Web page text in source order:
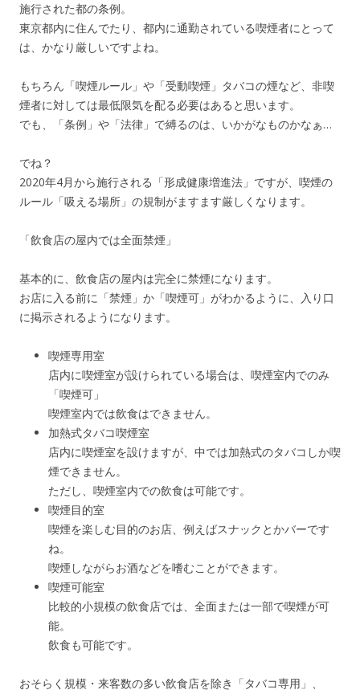
施行された都の条例。
東京都内に住んでたり、都内に通勤されている喫煙者にとって
は、かなり厳しいですよね。
もちろん「喫煙ルール」や「受動喫煙」タバコの煙など、非喫
煙者に対しては最低限気を配る必要はあると思います。
でも、「条例」や「法律」で縛るのは、いかがなものかなぁ…
でね？
2020年4月から施行される「形成健康増進法」ですが、喫煙の
ルール「吸える場所」の規制がますます厳しくなります。
「飲食店の屋内では全面禁煙」
基本的に、飲食店の屋内は完全に禁煙になります。
お店に入る前に「禁煙」か「喫煙可」がわかるように、入り口
に掲示されるようになります。
喫煙専用室
店内に喫煙室が設けられている場合は、喫煙室内でのみ
「喫煙可」
喫煙室内では飲食はできません。
加熱式タバコ喫煙室
店内に喫煙室を設けますが、中では加熱式のタバコしか喫
煙できません。
ただし、喫煙室内での飲食は可能です。
喫煙目的室
喫煙を楽しむ目的のお店、例えばスナックとかバーです
ね。
喫煙しながらお酒などを嗜むことができます。
喫煙可能室
比較的小規模の飲食店では、全面または一部で喫煙が可
能。
飲食も可能です。
おそらく規模・来客数の多い飲食店を除き「タバコ専用」、